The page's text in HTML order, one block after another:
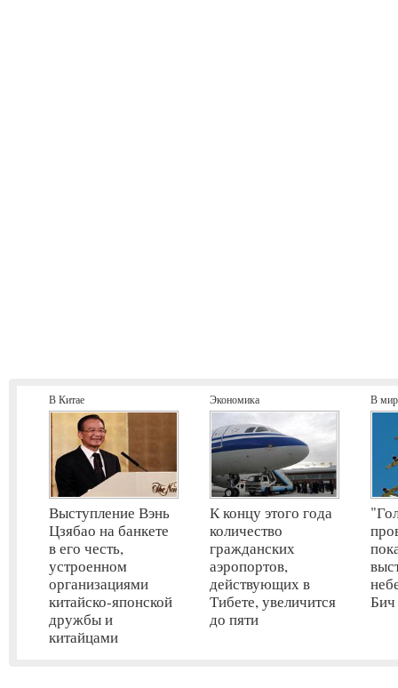
В Китае
Выступление Вэнь
Цзябао на банкете
в его честь,
устроенном
организациями
китайско-японской
дружбы и
китайцами
Экономика
К концу этого года
количество
гражданских
аэропортов,
действующих в
Тибете, увеличится
до пяти
В
Бич